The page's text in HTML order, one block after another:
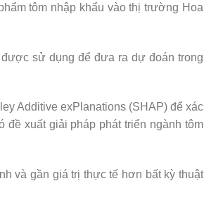
tôm nhập khẩu vào thị trường Hoa
được sử dụng để đưa ra dự đoán trong
Additive exPlanations (SHAP) để xác
xuất giải pháp phát triển ngành tôm
và gần giá trị thực tế hơn bất kỳ thuật